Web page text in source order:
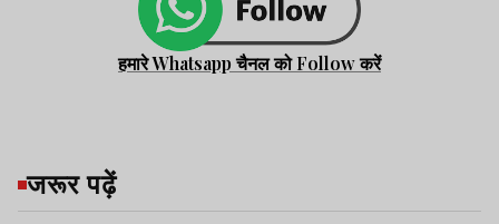
हमारे Whatsapp चैनल को Follow करें
जरूर पढ़ें